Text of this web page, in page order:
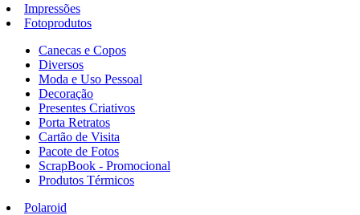
Impressões
Fotoprodutos
Canecas e Copos
Diversos
Moda e Uso Pessoal
Decoração
Presentes Criativos
Porta Retratos
Cartão de Visita
Pacote de Fotos
ScrapBook - Promocional
Produtos Térmicos
Polaroid